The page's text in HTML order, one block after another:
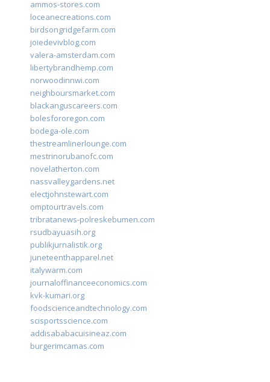
ammos-stores.com
loceanecreations.com
birdsongridgefarm.com
joiedevivblog.com
valera-amsterdam.com
libertybrandhemp.com
norwoodinnwi.com
neighboursmarket.com
blackanguscareers.com
bolesfororegon.com
bodega-ole.com
thestreamlinerlounge.com
mestrinorubanofc.com
novelatherton.com
nassvalleygardens.net
electjohnstewart.com
omptourtravels.com
tribratanews-polreskebumen.com
rsudbayuasih.org
publikjurnalistik.org
juneteenthapparel.net
italywarm.com
journaloffinanceeconomics.com
kvk-kumari.org
foodscienceandtechnology.com
scisportsscience.com
addisababacuisineaz.com
burgerimcamas.com